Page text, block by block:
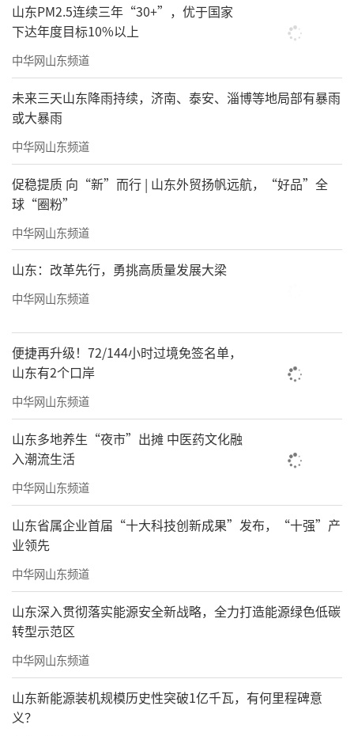
山东PM2.5连续三年“30+”，优于国家
下达年度目标10%以上
中华网山东频道
未来三天山东降雨持续，济南、泰安、淄博等地局部有暴雨
或大暴雨
中华网山东频道
促稳提质 向“新”而行 | 山东外贸扬帆远航，“好品”全
球“圈粉”
中华网山东频道
山东：改革先行，勇挑高质量发展大梁
中华网山东频道
便捷再升级！72/144小时过境免签名单，
山东有2个口岸
中华网山东频道
山东多地养生“夜市”出摊 中医药文化融
入潮流生活
中华网山东频道
山东省属企业首届“十大科技创新成果”发布，“十强”产
业领先
中华网山东频道
山东深入贯彻落实能源安全新战略，全力打造能源绿色低碳
转型示范区
中华网山东频道
山东新能源装机规模历史性突破1亿千瓦，有何里程碑意
义？